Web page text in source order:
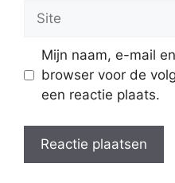
Site
Mijn naam, e-mail
browser voor de
een reactie plaats.